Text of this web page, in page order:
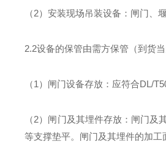
（2）安装现场吊装设备： 闸门、
2.2设备的保管由需方保管（到货
（1） 闸门设备存放： 应符合DL/
（2）闸门及其埋件存放： 闸门及
等支撑垫平。闸门及其埋件的加工